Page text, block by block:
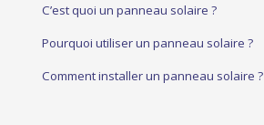
C’est quoi un panneau solaire ?
Pourquoi utiliser un panneau solaire ?
Comment installer un panneau solaire ?